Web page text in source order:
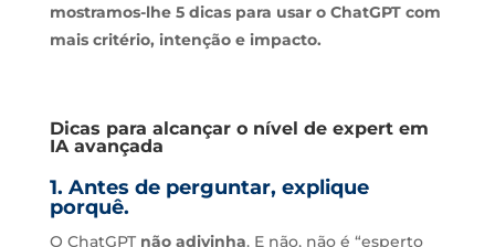
mostramos-lhe 5 dicas para usar o ChatGPT com
mais critério, intenção e impacto.
Dicas para alcançar o nível de expert em
IA avançada
1. Antes de perguntar, explique
porquê.
O ChatGPT não adivinha. E não, não é “esperto